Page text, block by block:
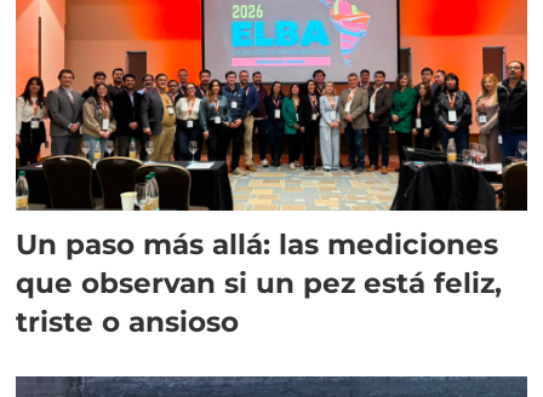
Un paso más allá: las mediciones
que observan si un pez está feliz,
triste o ansioso